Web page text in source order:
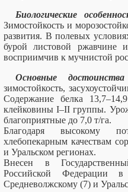
Биологические
Зимостойкость и
развития. В полевых
бурой листовой ржавчине
восприимчив к мучнистой
Основные
зимостойкость,
Содержание белка
клейковины I–II группы.
благоприятные до 7,0 т/га.
Благодаря высокому
хлебопекарным качествам
и Уральском регионах.
Внесен в
Российской
Средневолжскому (7) и